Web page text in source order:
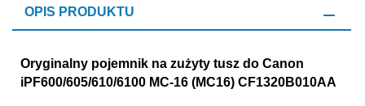
OPIS PRODUKTU
Oryginalny pojemnik na zużyty tusz do Canon
iPF600/605/610/6100 MC-16 (MC16) CF1320B010AA